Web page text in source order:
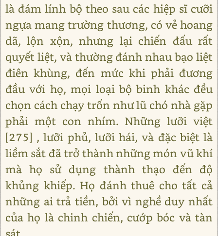
là đám lính bộ theo sau các hiệp sĩ cưỡi
ngựa mang trường thương, có vẻ hoang
dã, lộn xộn, nhưng lại chiến đấu rất
quyết liệt, và thường đánh nhau bạo liệt
điên khùng, đến mức khi phải đương
đầu với họ, mọi loại bộ binh khác đều
chọn cách chạy trốn như lũ chó nhà gặp
phải một con nhím. Những lưỡi việt
[275] , lưỡi phủ, lưỡi hái, và đặc biệt là
liềm sắt đã trở thành những món vũ khí
mà họ sử dụng thành thạo đến độ
khủng khiếp. Họ đánh thuê cho tất cả
những ai trả tiền, bởi vì nghề duy nhất
của họ là chinh chiến, cướp bóc và tàn